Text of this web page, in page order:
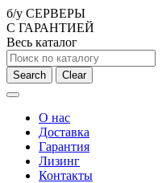
б/у СЕРВЕРЫ
С ГАРАНТИЕЙ
Весь каталог
Search Clear
О нас
Доставка
Гарантия
Лизинг
Контакты